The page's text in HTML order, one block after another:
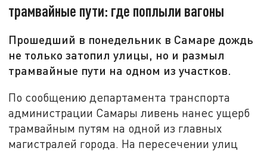
трамвайные пути: где поплыли вагоны
Прошедший в понедельник в Самаре дождь
не только затопил улицы, но и размыл
трамвайные пути на одном из участков.
По сообщению департамента транспорта
администрации Самары ливень нанес ущерб
трамвайным путям на одной из главных
магистралей города. На пересечении улиц